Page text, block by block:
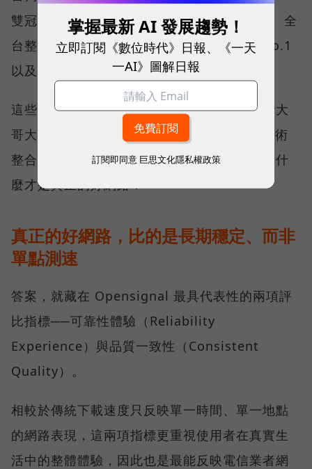
雙冠王，同時，包辦全台整體影音體驗 No.1、全
台整體語音體驗 No.1、全台 5G 語音體驗 No.1
以及全台網路在線率 No.1 多項榮譽。
這些獎項反映的不只是網路順暢，更代表台灣大
哥大長期投入頻譜布局、基地台建設與 5G 技術
整合所累積的成果，也讓外界重新思考：究竟什
麼才是真正的好網路？
真正的好網路，比的是長期穩定、而非
單點測速
答案，就藏在 Opensignal 最具代表性的兩項評
比指標──可靠性體驗（Reliability
Experience）與品質一致性（Consistent
Quality）。
相較於傳統下載速度只反映單一時間、單一地點
的網路表現，這兩項指標更重視使用者在真實生
活中的整體體驗，因此也是最能反映電信業者網
掌握最新 AI 發展趨勢！
立即訂閱《數位時代》日報、《一天
一AI》圖解日報
訂閱即同意 巨思文化隱私權政策